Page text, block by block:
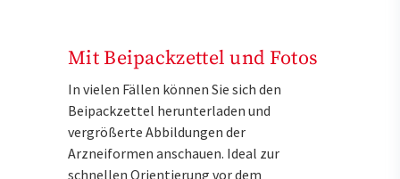
Mit Beipackzettel und Fotos
In vielen Fällen können Sie sich den
Beipackzettel herunterladen und
vergrößerte Abbildungen der
Arzneiformen anschauen. Ideal zur
schnellen Orientierung vor dem